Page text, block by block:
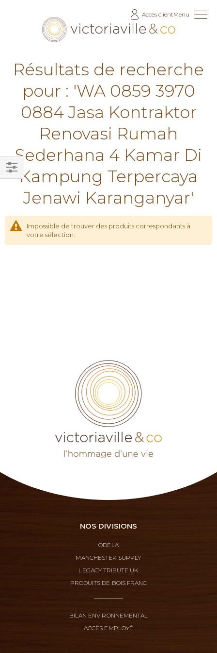
Accès clientMenu
Résultats de recherche
pour : 'WA 0859 3970
0884 Jasa Kontraktor
Renovasi Rumah
Sederhana 4 Kamar Di
Kampung Terpercaya
Jenawi Karanganyar'
Impossible de trouver des produits correspondants à
votre sélection.
Filtrer
NOS DIVISIONS
ODELA
MANCHESTER SUPPLY
LEGACY TRIBUTE UK
PRODUITS DE BOIS FRANC
BILAN ENVIRONNEMENTAL
ACCÈS EMPLOYÉ